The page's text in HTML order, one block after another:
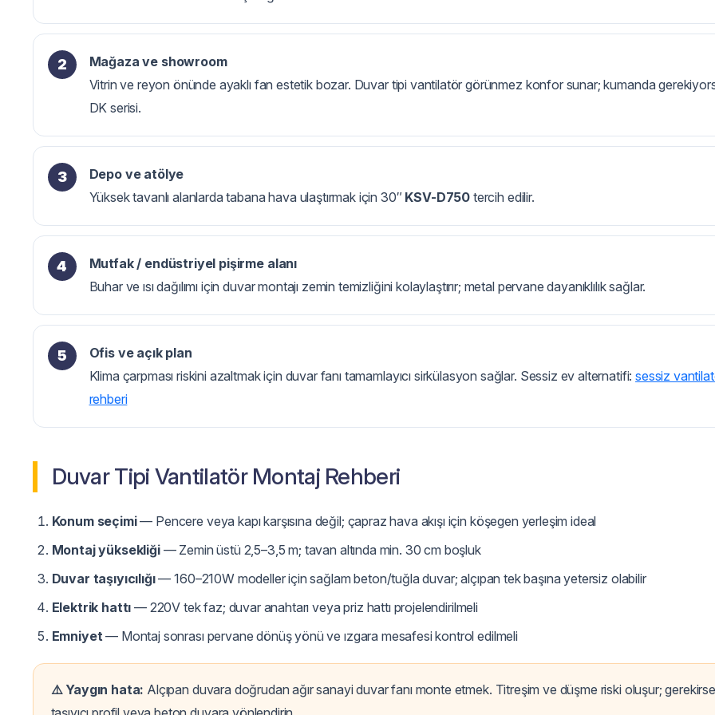
Mağaza ve showroom
Vitrin ve reyon önünde ayaklı fan estetik bozar. Duvar tipi vantilatör görünmez konfor sunar; kumanda
DK serisi.
Depo ve atölye
Yüksek tavanlı alanlarda tabana hava ulaştırmak için 30″ KSV-D750 tercih edilir.
Mutfak / endüstriyel pişirme alanı
Buhar ve ısı dağılımı için duvar montajı zemin temizliğini kolaylaştırır; metal pervane dayanıklılık sağlar.
Ofis ve açık plan
Klima çarpması riskini azaltmak için duvar fanı tamamlayıcı sirkülasyon sağlar. Sessiz ev alternatifi:sessiz
rehberi
Duvar Tipi Vantilatör Montaj Rehberi
Konum seçimi— Pencere veya kapı karşısına değil; çapraz hava akışı için köşegen yerleşim ideal
Montaj yüksekliği— Zemin üstü 2,5–3,5 m; tavan altında min. 30 cm boşluk
Duvar taşıyıcılığı— 160–210W modeller için sağlam beton/tuğla duvar; alçıpan tek başına yetersiz olabilir
Elektrik hattı — 220V tek faz; duvar anahtarı veya priz hattı projelendirilmeli
Emniyet — Montaj sonrası pervane dönüş yönü ve ızgara mesafesi kontrol edilmeli
⚠️ Yaygın hata: Alçıpan duvara doğrudan ağır sanayi duvar fanı monte etmek. Titreşim ve düşme riski oluşur; gerekirse